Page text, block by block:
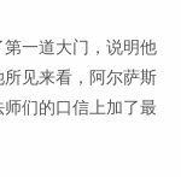
一道大门，说明他
见来看，阿尔萨斯
们的口信上加了最